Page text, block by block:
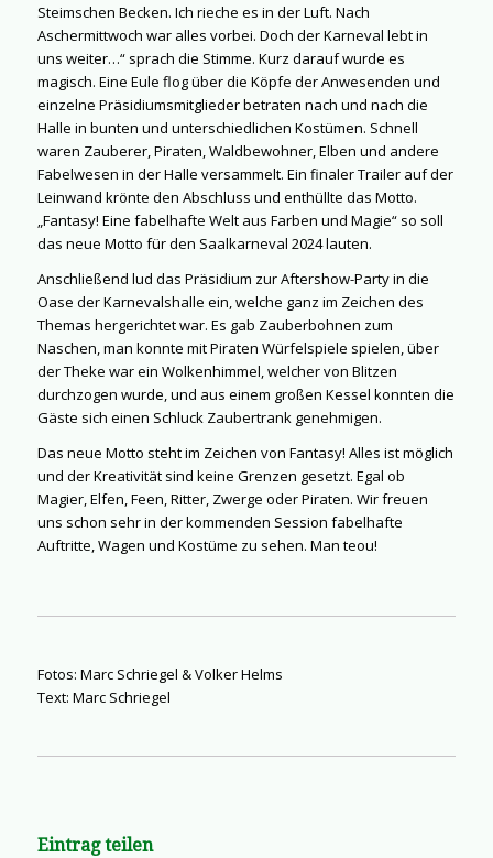
Steimschen Becken. Ich rieche es in der Luft. Nach
Aschermittwoch war alles vorbei. Doch der Karneval lebt in
uns weiter…“ sprach die Stimme. Kurz darauf wurde es
magisch. Eine Eule flog über die Köpfe der Anwesenden und
einzelne Präsidiumsmitglieder betraten nach und nach die
Halle in bunten und unterschiedlichen Kostümen. Schnell
waren Zauberer, Piraten, Waldbewohner, Elben und andere
Fabelwesen in der Halle versammelt. Ein finaler Trailer auf der
Leinwand krönte den Abschluss und enthüllte das Motto.
„Fantasy! Eine fabelhafte Welt aus Farben und Magie“ so soll
das neue Motto für den Saalkarneval 2024 lauten.
Anschließend lud das Präsidium zur Aftershow-Party in die
Oase der Karnevalshalle ein, welche ganz im Zeichen des
Themas hergerichtet war. Es gab Zauberbohnen zum
Naschen, man konnte mit Piraten Würfelspiele spielen, über
der Theke war ein Wolkenhimmel, welcher von Blitzen
durchzogen wurde, und aus einem großen Kessel konnten die
Gäste sich einen Schluck Zaubertrank genehmigen.
Das neue Motto steht im Zeichen von Fantasy! Alles ist möglich
und der Kreativität sind keine Grenzen gesetzt. Egal ob
Magier, Elfen, Feen, Ritter, Zwerge oder Piraten. Wir freuen
uns schon sehr in der kommenden Session fabelhafte
Auftritte, Wagen und Kostüme zu sehen. Man teou!
Fotos: Marc Schriegel & Volker Helms
Text: Marc Schriegel
Eintrag teilen